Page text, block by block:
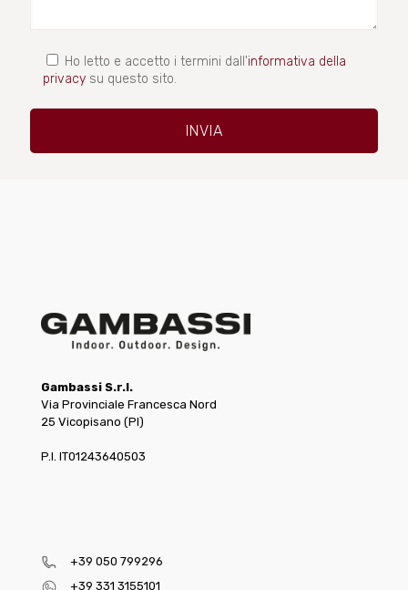
Ho letto e accetto i termini dall'informativa della
privacy su questo sito.
Gambassi S.r.l.
Via Provinciale Francesca Nord
25 Vicopisano (PI)
P.I. IT01243640503
+39 050 799296
+39 331 3155101